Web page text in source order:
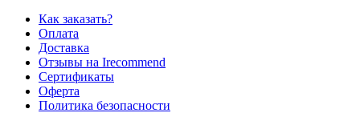
Как заказать?
Оплата
Доставка
Отзывы на Irecommend
Сертификаты
Оферта
Политика безопасности